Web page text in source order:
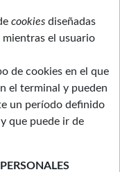
cookies diseñadas
mientras el usuario
de cookies en el que
el terminal y pueden
un período definido
y que puede ir de